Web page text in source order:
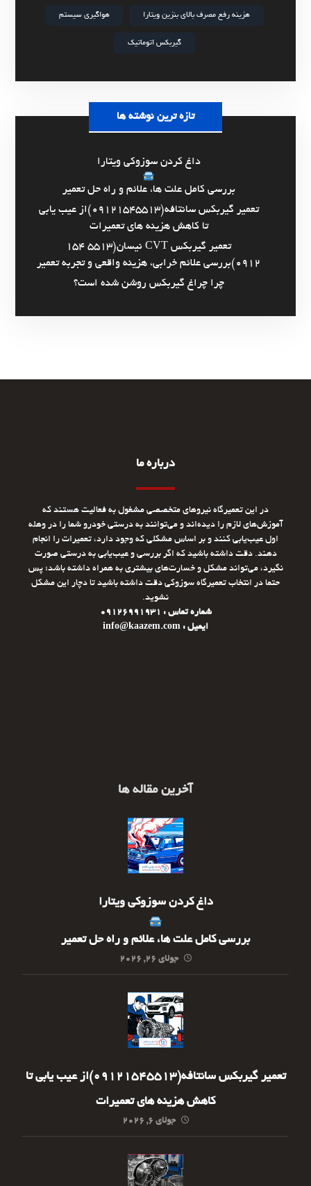
هزینه رفع مصرف بالای بنزین ویتارا هواگیری سیستم
گیربکس اتوماتیک
تازه ترین نوشته ها
داغ کردن سوزوکی ویتارا
بررسی کامل علت ها، علائم و راه حل تعمیر
تعمیر گیربکس سانتافه(09121545513)از عیب یابی
تا کاهش هزینه های تعمیرات
تعمیر گیربکس CVT نیسان(5513 154
0912)بررسی علائم خرابی، هزینه واقعی و تجربه تعمیر
چرا چراغ گیربکس روشن شده است؟
درباره ما
در این تعمیرگاه نیروهای متخصصی مشغول به فعالیت هستند که
آموزش‌های لازم را دیده‌اند و می‌توانند به درستی خودرو شما را در وهله
اول عیب‌یابی کنند و بر اساس مشکلی که وجود دارد، تعمیرات را انجام
دهند. دقت داشته باشید که اگر بررسی و عیب‌یابی به درستی صورت
نگیرد، می‌تواند مشکل و خسارت‌های بیشتری به همراه داشته باشد؛ پس
حتما در انتخاب تعمیرگاه سوزوکی دقت داشته باشید تا دچار این مشکل
نشوید.
شماره تماس : 09126991931
ایمیل : info@kaazem.com
آخرین مقاله ها
داغ کردن سوزوکی ویتارا
بررسی کامل علت ها، علائم و راه حل تعمیر
جولای ۲۶, ۲۰۲۶
تعمیر گیربکس سانتافه(09121545513)از عیب یابی تا
کاهش هزینه های تعمیرات
جولای ۶, ۲۰۲۶